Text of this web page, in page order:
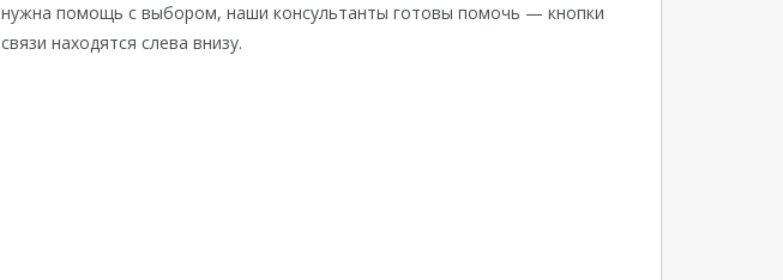
нужна помощь с выбором, наши консультанты готовы помочь — кнопки
связи находятся слева внизу.